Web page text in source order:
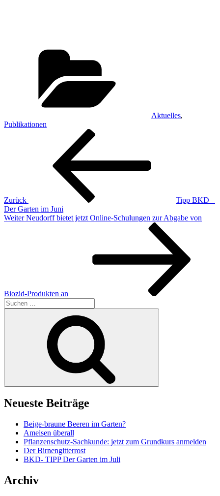
Aktuelles,
Publikationen
Beitragsnavigation
Zurück
Tipp BKD –
Der Garten im Juni
Nächster
Weiter Neudorff bietet jetzt Online-Schulungen zur Abgabe von
Biozid-Produkten an
Suchen
nach:
Neueste Beiträge
Beige-braune Beeren im Garten?
Ameisen überall
Pflanzenschutz-Sachkunde: jetzt zum Grundkurs anmelden
Der Birnengitterrost
BKD- TIPP Der Garten im Juli
Archiv